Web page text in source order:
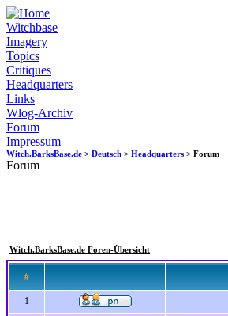
Witchbase
Imagery
Topics
Critiques
Headquarters
Links
Wlog-Archiv
Forum
Impressum
Witch.BarksBase.de > Deutsch > Headquarters > Forum
Forum
Witch.BarksBase.de Foren-Übersicht
#
1